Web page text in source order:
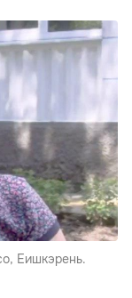
Еишкэрень.